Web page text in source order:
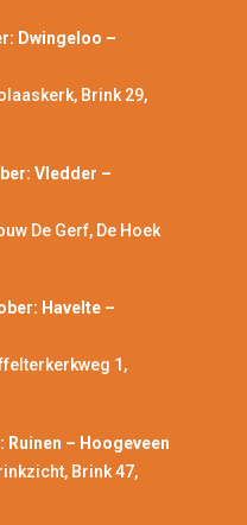
Dwingeloo –
Brink 29,
Vledder –
Gerf, De Hoek
Havelte –
1,
Ruinen – Hoogeveen
Brink 47,